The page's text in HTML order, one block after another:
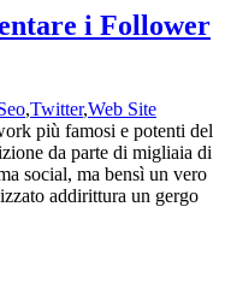
i Follower
,Twitter,Web Site
più famosi e potenti del
da parte di migliaia di
social, ma bensì un vero
addirittura un gergo